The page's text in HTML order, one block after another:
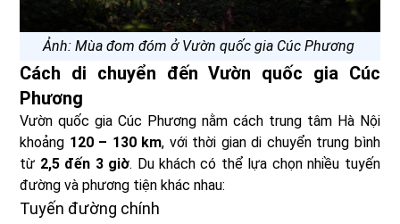
Ảnh: Mùa đom đóm ở Vườn quốc gia Cúc Phương
Cách di chuyển đến Vườn quốc gia Cúc
Phương
Vườn quốc gia Cúc Phương nằm cách trung tâm Hà Nội
khoảng 120 – 130 km, với thời gian di chuyển trung bình
từ 2,5 đến 3 giờ. Du khách có thể lựa chọn nhiều tuyến
đường và phương tiện khác nhau:
Tuyến đường chính